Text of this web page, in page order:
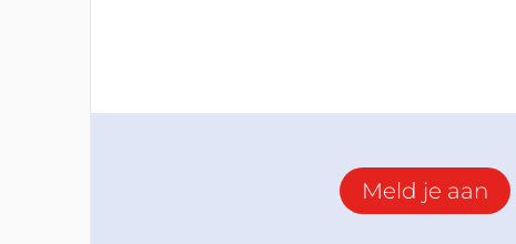
Meld je aan